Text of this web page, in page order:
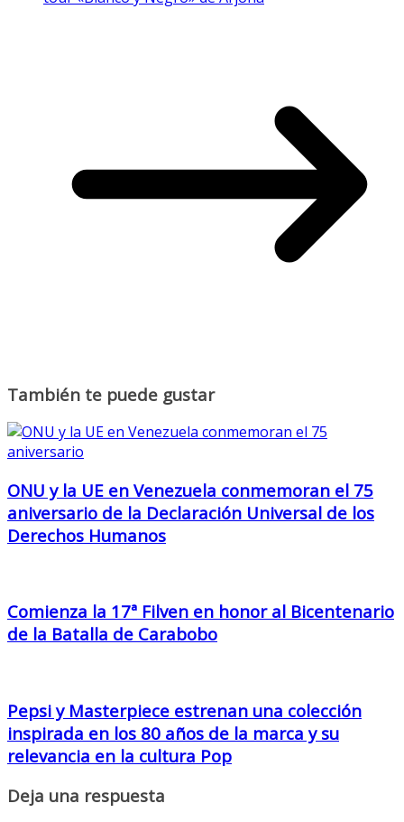
También te puede gustar
ONU y la UE en Venezuela conmemoran el 75
aniversario de la Declaración Universal de los
Derechos Humanos
Comienza la 17ª Filven en honor al Bicentenario
de la Batalla de Carabobo
Pepsi y Masterpiece estrenan una colección
inspirada en los 80 años de la marca y su
relevancia en la cultura Pop
Deja una respuesta